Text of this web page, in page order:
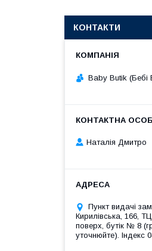
КОНТАКТИ
Baby Butik (Бебі
Наталія Дмитро
Пункт видачі
Кирилівська, 166,
поверх, бутік № 8
уточнюйте). Індекс